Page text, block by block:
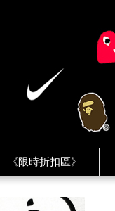
《限時折扣區》